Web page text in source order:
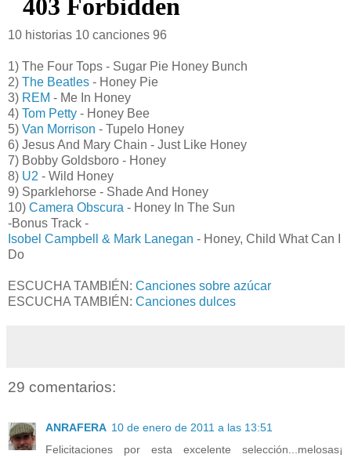
10 historias 10 canciones 96
1) The Four Tops - Sugar Pie Honey Bunch
2) The Beatles - Honey Pie
3) REM - Me In Honey
4) Tom Petty - Honey Bee
5) Van Morrison - Tupelo Honey
6) Jesus And Mary Chain - Just Like Honey
7) Bobby Goldsboro - Honey
8) U2 - Wild Honey
9) Sparklehorse - Shade And Honey
10) Camera Obscura - Honey In The Sun
-Bonus Track -
Isobel Campbell & Mark Lanegan - Honey, Child What Can I
Do
ESCUCHA TAMBIÉN: Canciones sobre azúcar
ESCUCHA TAMBIÉN: Canciones dulces
29 comentarios:
ANRAFERA 10 de enero de 2011 a las 13:51
Felicitaciones por esta excelente selección...melosas¡